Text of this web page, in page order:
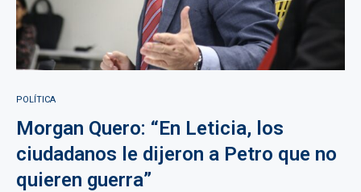
POLÍTICA
Morgan Quero: “En Leticia, los
ciudadanos le dijeron a Petro que no
quieren guerra”